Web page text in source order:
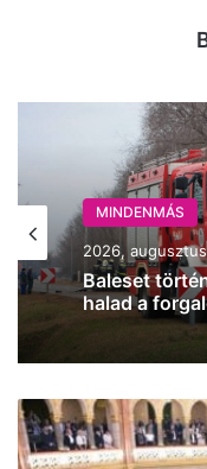
MINDENMÁS
2026,
Baleset
halad a
MINDENMÁS
2026,
Napi pakk:
lett a
Parlamenti
probléma:
a